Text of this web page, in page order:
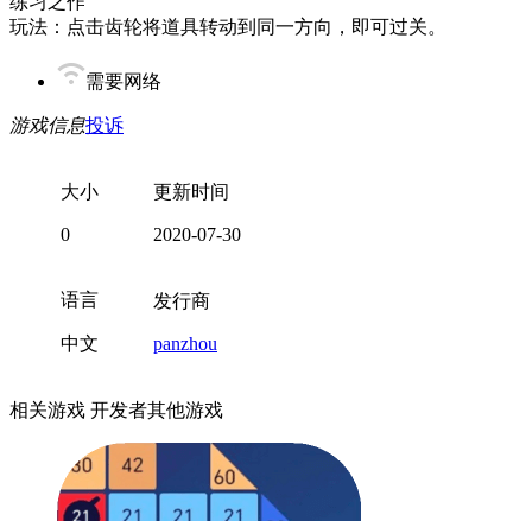
玩法：点击齿轮将道具转动到同一方向，即可过关。
需要网络
游戏信息投诉
大小
0
更新时间
2020-07-30
语言
中文
发行商
panzhou
相关游戏 开发者其他游戏